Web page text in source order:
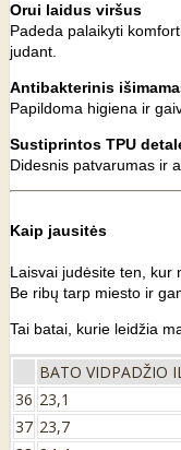
Orui laidus viršus
Padeda palaikyti
judant.
Antibakterinis
Papildoma higiena ir
Sustiprintos TPU
Didesnis patvarumas ir
Kaip jausitės
Laisvai judėsite ten, kur
Be ribų tarp miesto ir
Tai batai, kurie leidžia
BATO VIDPADŽIO
36 23,1
37 23,7